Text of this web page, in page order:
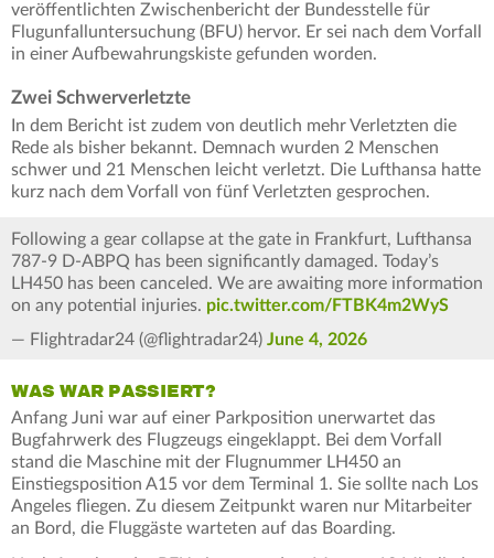
veröffentlichten Zwischenbericht der Bundesstelle für
Flugunfalluntersuchung (BFU) hervor. Er sei nach dem Vorfall
in einer Aufbewahrungskiste gefunden worden.
Zwei Schwerverletzte
In dem Bericht ist zudem von deutlich mehr Verletzten die
Rede als bisher bekannt. Demnach wurden 2 Menschen
schwer und 21 Menschen leicht verletzt. Die Lufthansa hatte
kurz nach dem Vorfall von fünf Verletzten gesprochen.
Following a gear collapse at the gate in Frankfurt, Lufthansa
787-9 D-ABPQ has been significantly damaged. Today’s
LH450 has been canceled. We are awaiting more information
on any potential injuries. pic.twitter.com/FTBK4m2WyS
— Flightradar24 (@flightradar24) June 4, 2026
WAS WAR PASSIERT?
Anfang Juni war auf einer Parkposition unerwartet das
Bugfahrwerk des Flugzeugs eingeklappt. Bei dem Vorfall
stand die Maschine mit der Flugnummer LH450 an
Einstiegsposition A15 vor dem Terminal 1. Sie sollte nach Los
Angeles fliegen. Zu diesem Zeitpunkt waren nur Mitarbeiter
an Bord, die Fluggäste warteten auf das Boarding.